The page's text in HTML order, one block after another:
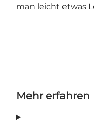
man leicht etwas
Mehr erfahren